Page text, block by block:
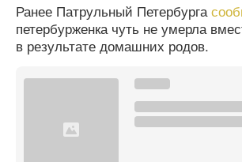
Ранее Патрульный Петербурга
петербурженка чуть не умерла
в результате домашних родов.